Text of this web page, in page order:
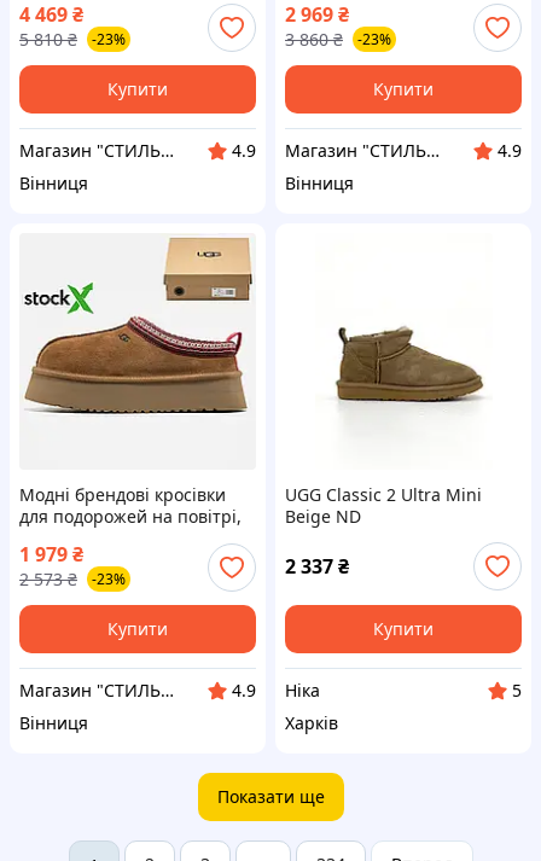
4 469₴
5 810 ₴ -23%
Купити
Магазин "СТИЛЬНИЙ МОЛОДІЖНИЙ ОДЯГ"
4.9
Вінниця
Premium Grey 40
2 969₴
3 860 ₴ -23%
Купити
Магазин "СТИЛЬНИЙ МОЛОДІЖНИЙ ОДЯГ"
4.9
Вінниця
Модні брендові кросівки
для подорожей на повітрі,
2531 UGG Tasman Platform
40
1 979₴
2 573 ₴ -23%
Купити
Магазин "СТИЛЬНИЙ МОЛОДІЖНИЙ ОДЯГ"
4.9
Вінниця
UGG Classic 2 Ultra Mini
Beige ND
2 337₴
Купити
Ніка
5
Харків
Показати ще